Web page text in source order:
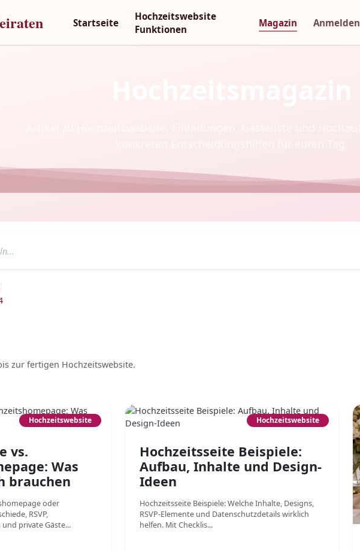
Startseite
Hochzeitswebsite
Funktionen
Magazin Anmelden
zur fertigen Hochzeitswebsite.
Hochzeitswebsite
vs.
Was
brauchen
oder
RSVP,
private Gäste...
Hochzeitswebsite
Hochzeitsseite Beispiele:
Aufbau, Inhalte und Design-
Ideen
Hochzeitsseite Beispiele: Welche Inhalte, Designs,
RSVP-Elemente und Datenschutzdetails wirklich
helfen. Mit Checklis...